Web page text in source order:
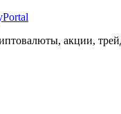
акции,